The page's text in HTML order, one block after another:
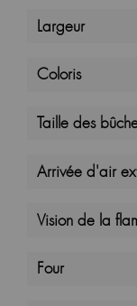
Largeur
Coloris
Taille des
Arrivée d'air
Vision de la
Four